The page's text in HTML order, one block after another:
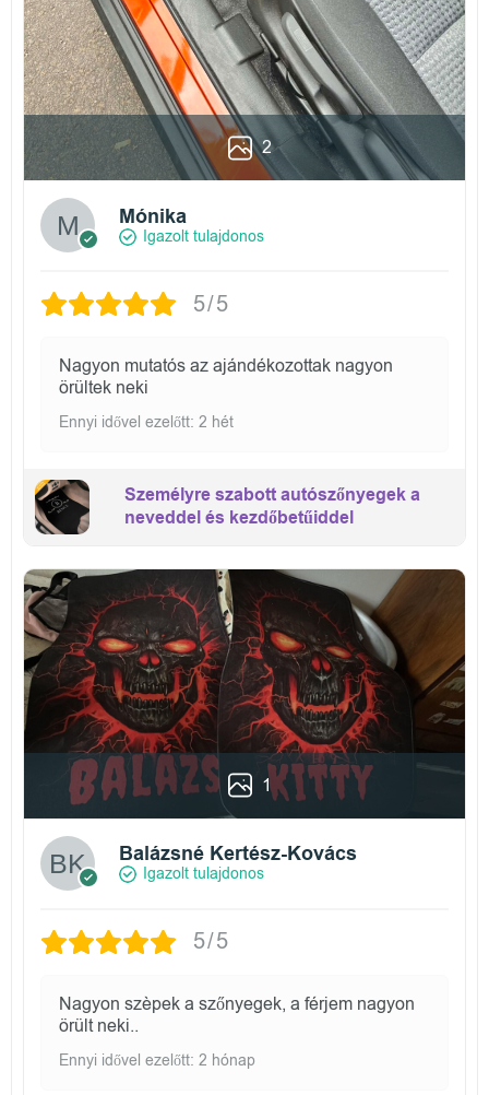
2
Mónika
Igazolt tulajdonos
5/5
Nagyon mutatós az ajándékozottak nagyon
örültek neki
Ennyi idővel ezelőtt: 2 hét
Személyre szabott autószőnyegek a
neveddel és kezdőbetűiddel
1
Balázsné Kertész-Kovács
Igazolt tulajdonos
5/5
Nagyon szèpek a szőnyegek, a férjem nagyon
örült neki..
Ennyi idővel ezelőtt: 2 hónap